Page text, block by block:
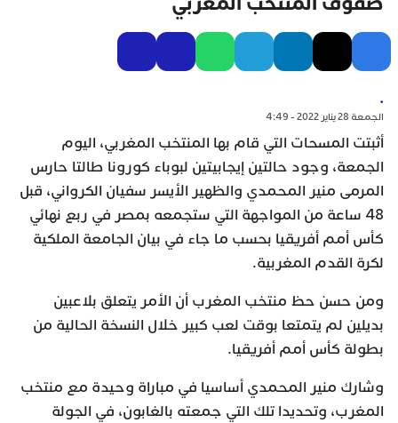
.
الجمعة 28 يناير 2022 - 4:49
أثبتت المسحات التي قام بها المنتخب المغربي، اليوم
الجمعة، وجود حالتين إيجابيتين لبوباء كورونا طالتا حارس
المرمى منير المحمدي والظهير الأيسر سفيان الكرواني، قبل
48 ساعة من المواجهة التي ستجمعه بمصر في ربع نهائي
كأس أمم أفريقيا بحسب ما جاء في بيان الجامعة الملكية
لكرة القدم المغربية.
ومن حسن حظ منتخب المغرب أن الأمر يتعلق بلاعبين
بديلين لم يتمتعا بوقت لعب كبير خلال النسخة الحالية من
بطولة كأس أمم أفريقيا.
وشارك منير المحمدي أساسيا في مباراة وحيدة مع منتخب
المغرب، وتحديدا تلك التي جمعته بالغابون، في الجولة